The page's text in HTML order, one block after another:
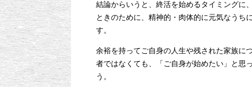
結論からいうと、終活を始めるタイミングに
ときのために、精神的・肉体的に元気なうち
す。
余裕を持ってご自身の人生や残された家族に
者ではなくても、「ご自身が始めたい」と思
う。